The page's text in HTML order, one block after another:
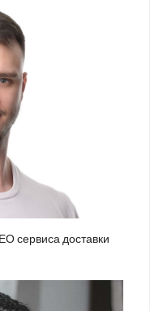
сервиса доставки